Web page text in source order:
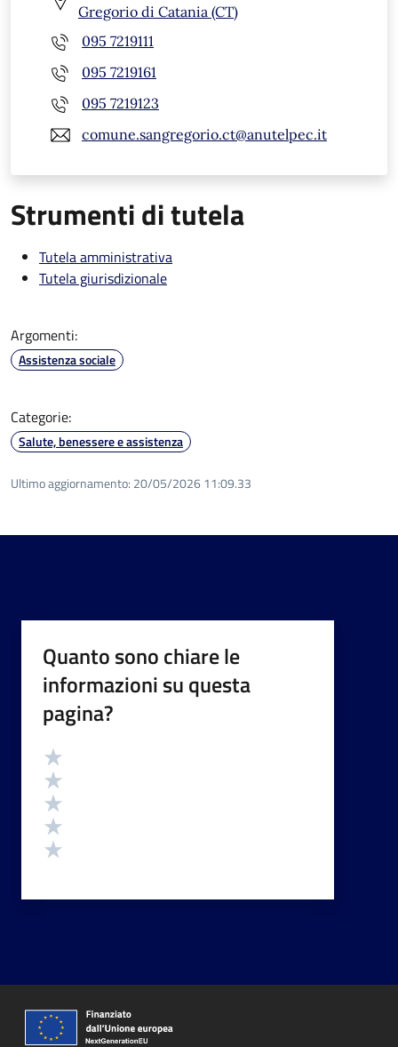
Gregorio di Catania (CT)
095 7219111
095 7219161
095 7219123
comune.sangregorio.ct@anutelpec.it
Strumenti di tutela
Tutela amministrativa
Tutela giurisdizionale
Argomenti:
Assistenza sociale
Categorie:
Salute, benessere e assistenza
Ultimo aggiornamento: 20/05/2026 11:09.33
Quanto sono chiare le
informazioni su questa
pagina?
Valutazione